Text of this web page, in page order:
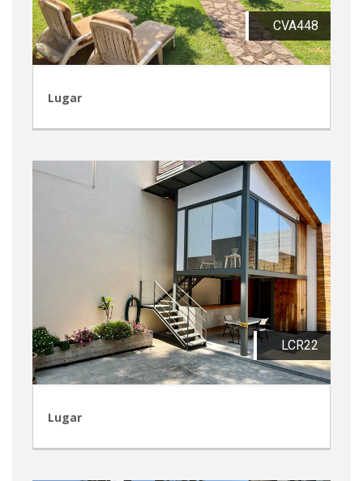
CVA448
Lugar
LCR22
Lugar